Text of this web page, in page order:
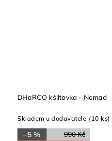
DHaRCO kšiltovka - Nomad
Skladem u dodavatele (10 ks)
990 Kč
–5 %